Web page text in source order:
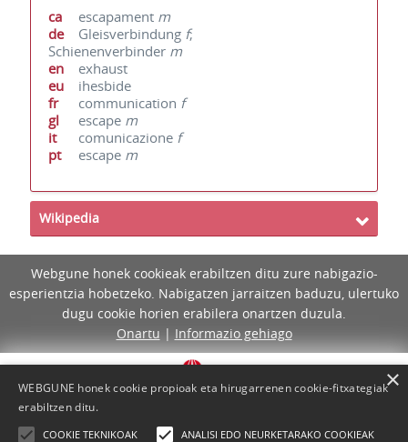
ca escapament m
de
Gleisverbindung f;
Schienenverbinder m
en
exhaust
eu
ihesbide
fr
communication f
gl
escape m
it
comunicazione f
pt
escape m
Wikipedia
Webgune honek cookieak erabiltzen ditu zure nabigazio-
esperientzia hobetzeko. Nabigatzen jarraitzen baduzu, ulertuko
dugu cookie horien erabilera onartzen duzula.
Onartu | Informazio gehiago
WEBGUNE honek cookie propioak eta hirugarrenen cookie-fitxategiak
erabiltzen ditu.
COOKIE TEKNIKOAK ANALISI EDO NEURKETARAKO COOKIEAK
×